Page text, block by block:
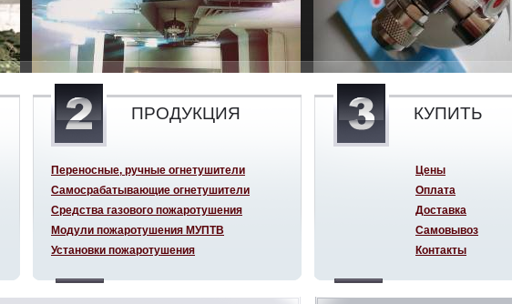
ПРОДУКЦИЯ
Переносные, ручные огнетушители
Самосрабатывающие огнетушители
Средства газового пожаротушения
Модули пожаротушения МУПТВ
Установки пожаротушения
КУПИТЬ
Цены
Оплата
Доставка
Самовывоз
Контакты